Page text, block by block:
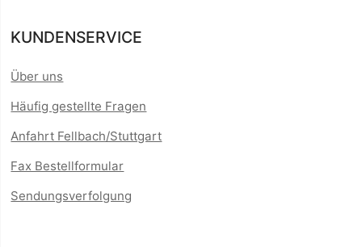
KUNDENSERVICE
Über uns
Häufig gestellte Fragen
Anfahrt Fellbach/Stuttgart
Fax Bestellformular
Sendungsverfolgung